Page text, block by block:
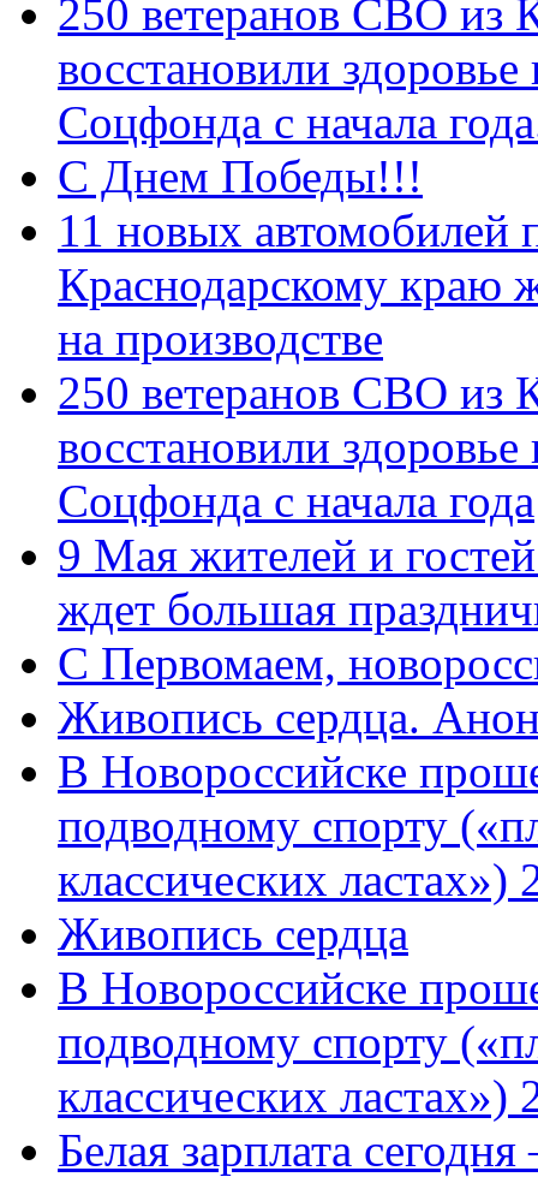
250 ветеранов СВО из
восстановили
Соцфонда с начала
С Днем Победы!!!
11 новых автомобилей
Краснодарскому краю
на производстве
250 ветеранов СВО из
восстановили
Соцфонда с начала года
9 Мая жителей и
ждет большая
C Первомаем,
Живопись сердца.
В Новороссийске
подводному спорту
классических
Живопись сердца
В Новороссийске
подводному спорту
классических ластах»)
Белая зарплата